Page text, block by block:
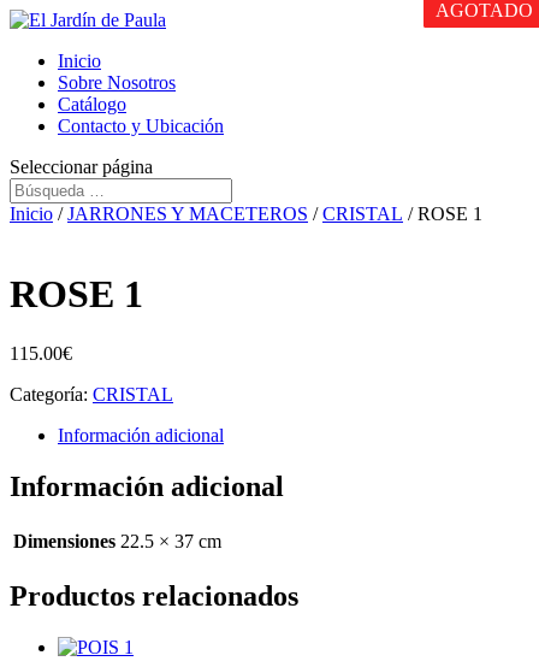
Inicio
Sobre Nosotros
Catálogo
Contacto y Ubicación
Seleccionar página
Inicio /JARRONES Y MACETEROS /CRISTAL / ROSE 1
AGOTADO
ROSE 1
115.00€
Categoría: CRISTAL
Información adicional
Información adicional
Dimensiones 22.5 × 37 cm
Productos relacionados
AGOTADO